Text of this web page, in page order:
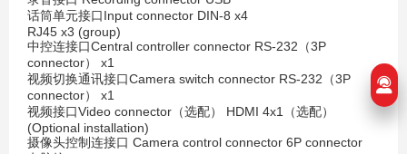
话筒单元接口Input connector DIN-8 x4
RJ45 x3 (group)
中控连接口Central controller connector RS-232（3P
connector） x1
视频切换通讯接口Camera switch connector RS-232（3P
connector） x1
视频接口Video connector（选配） HDMI 4x1（选配）
(Optional installation)
摄像头控制连接口 Camera control connector 6P connector